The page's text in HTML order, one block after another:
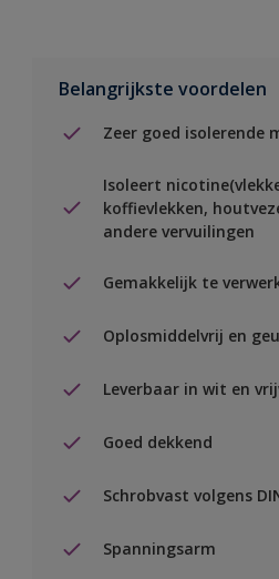
Belangrijkste voordelen
Zeer goed isolerende
Isoleert
koffievlekken,
andere vervuilingen
Gemakkelijk te
Oplosmiddelvrij en
Leverbaar in wit en
Goed dekkend
Schrobvast volgens
Spanningsarm